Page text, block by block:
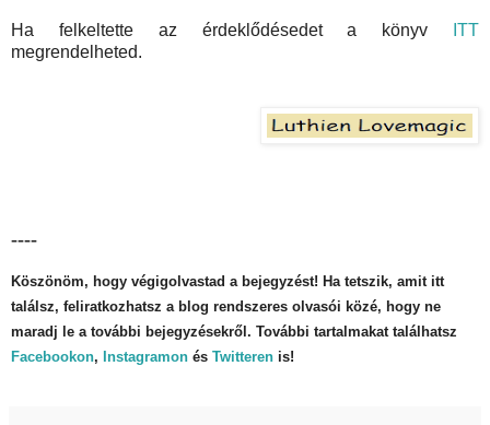
Ha felkeltette az érdeklődésedet a könyv
ITT
megrendelheted.
----
Köszönöm, hogy végigolvastad a bejegyzést! Ha tetszik, amit itt
találsz, feliratkozhatsz a blog rendszeres olvasói közé, hogy ne
maradj le a további bejegyzésekről. További tartalmakat találhatsz
Facebookon, Instagramon és Twitteren is!